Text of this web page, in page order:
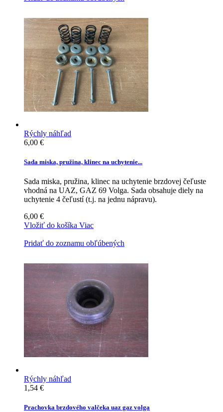
Rýchly náhľad
6,00 €
Sada miska, pružina, klinec na uchytenie...
Sada miska, pružina, klinec na uchytenie brzdovej čeľuste
vhodná na UAZ, GAZ 69 Volga. Sada obsahuje diely na
uchytenie 4 čeľustí (t.j. na jednu nápravu).
6,00 €
Vložiť do košíka Viac
Pridať do zoznamu obľúbených
Rýchly náhľad
1,54 €
Prachovka brzdového valčeka uaz gaz volga